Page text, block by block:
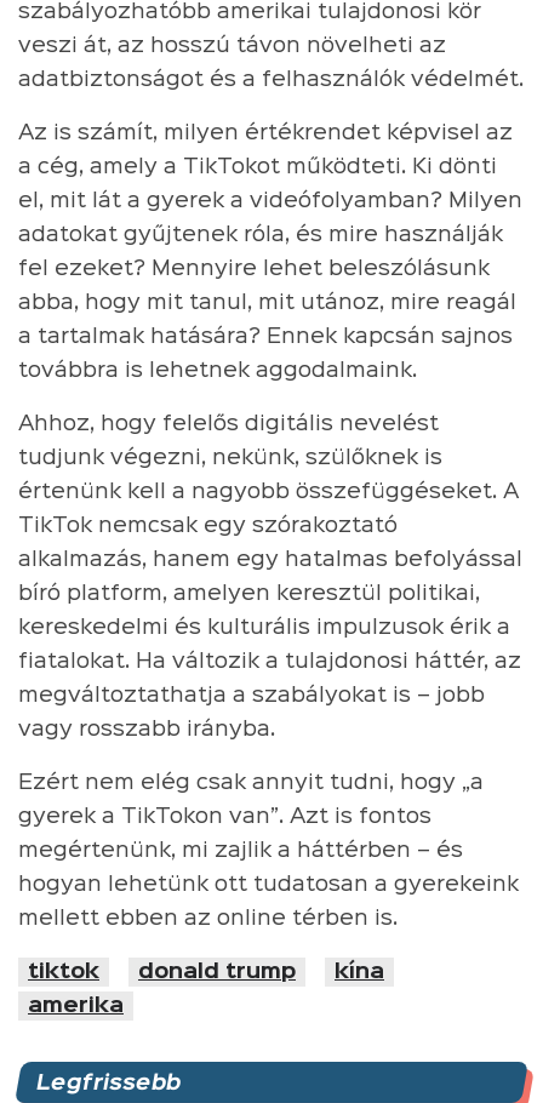
szabályozhatóbb amerikai tulajdonosi kör
veszi át, az hosszú távon növelheti az
adatbiztonságot és a felhasználók védelmét.
Az is számít, milyen értékrendet képvisel az
a cég, amely a TikTokot működteti. Ki dönti
el, mit lát a gyerek a videófolyamban? Milyen
adatokat gyűjtenek róla, és mire használják
fel ezeket? Mennyire lehet beleszólásunk
abba, hogy mit tanul, mit utánoz, mire reagál
a tartalmak hatására? Ennek kapcsán sajnos
továbbra is lehetnek aggodalmaink.
Ahhoz, hogy felelős digitális nevelést
tudjunk végezni, nekünk, szülőknek is
értenünk kell a nagyobb összefüggéseket. A
TikTok nemcsak egy szórakoztató
alkalmazás, hanem egy hatalmas befolyással
bíró platform, amelyen keresztül politikai,
kereskedelmi és kulturális impulzusok érik a
fiatalokat. Ha változik a tulajdonosi háttér, az
megváltoztathatja a szabályokat is – jobb
vagy rosszabb irányba.
Ezért nem elég csak annyit tudni, hogy „a
gyerek a TikTokon van”. Azt is fontos
megértenünk, mi zajlik a háttérben – és
hogyan lehetünk ott tudatosan a gyerekeink
mellett ebben az online térben is.
tiktok donald trump
kína
amerika
Legfrissebb